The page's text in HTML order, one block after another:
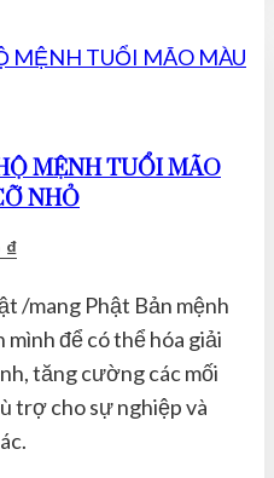
MỆNH TUỔI MÃO
NHỎ
₫Giá
tại
là:
350.000 ₫.
/mang Phật Bản mệnh
mình để có thể hóa giải
tăng cường các mối
trợ cho sự nghiệp và